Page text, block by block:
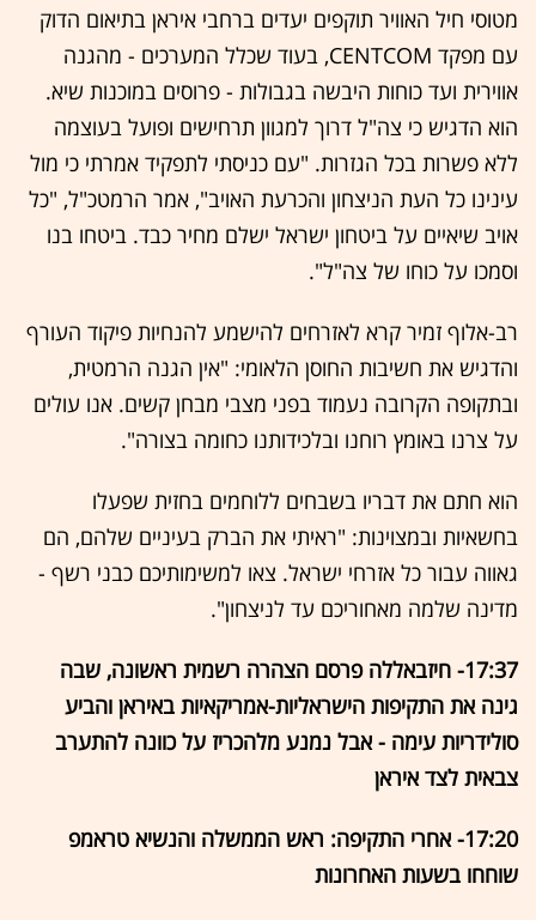
מטוסי חיל האוויר תוקפים יעדים ברחבי איראן בתיאום הדוק
עם מפקד CENTCOM, בעוד שכלל המערכים - מהגנה
אווירית ועד כוחות היבשה בגבולות - פרוסים במוכנות שיא.
הוא הדגיש כי צה"ל דרוך למגוון תרחישים ופועל בעוצמה
ללא פשרות בכל הגזרות. "עם כניסתי לתפקיד אמרתי כי מול
עינינו כל העת הניצחון והכרעת האויב", אמר הרמטכ"ל, "כל
אויב שיאיים על ביטחון ישראל ישלם מחיר כבד. ביטחו בנו
וסמכו על כוחו של צה"ל".
רב-אלוף זמיר קרא לאזרחים להישמע להנחיות פיקוד העורף
והדגיש את חשיבות החוסן הלאומי: "אין הגנה הרמטית,
ובתקופה הקרובה נעמוד בפני מצבי מבחן קשים. אנו עולים
על צרנו באומץ רוחנו ובלכידותנו כחומה בצורה".
הוא חתם את דבריו בשבחים ללוחמים בחזית שפעלו
בחשאיות ובמצוינות: "ראיתי את הברק בעיניים שלהם, הם
גאווה עבור כל אזרחי ישראל. צאו למשימותיכם כבני רשף -
מדינה שלמה מאחוריכם עד לניצחון".
17:37- חיזבאללה פרסם הצהרה רשמית ראשונה, שבה
גינה את התקיפות הישראליות-אמריקאיות באיראן והביע
סולידריות עימה - אבל נמנע מלהכריז על כוונה להתערב
צבאית לצד איראן
17:20- אחרי התקיפה: ראש הממשלה והנשיא טראמפ
שוחחו בשעות האחרונות